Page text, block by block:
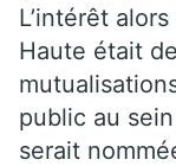
L’intérêt
Haute était
public au
serait